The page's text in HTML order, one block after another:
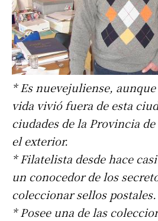
* Es nuevejuliense,
vida vivió fuera de esta
ciudades de la Provincia
el exterior.
* Filatelista desde hace
un conocedor de los
coleccionar sellos postales.
* Posee una de las